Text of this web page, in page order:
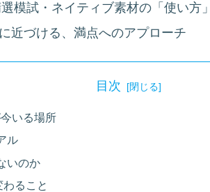
模試・ネイティブ素材の「使い方」
近づける、満点へのアプローチ
目次
いる場所
ル
いのか
ること